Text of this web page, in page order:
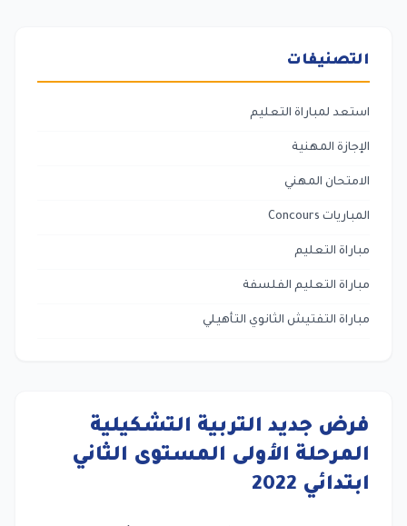
التصنيفات
استعد لمباراة التعليم
الإجازة المهنية
الامتحان المهني
المباريات Concours
مباراة التعليم
مباراة التعليم الفلسفة
مباراة التفتيش الثانوي التأهيلي
فرض جديد التربية التشكيلية
المرحلة الأولى المستوى الثاني
ابتدائي 2022